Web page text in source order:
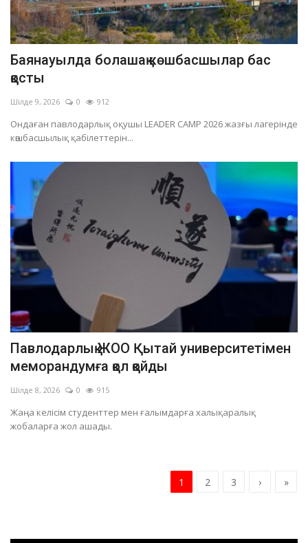
Баянауылда болашақ көшбасшылар бас
қосты
Шілде 9, 2026 0 912
Ондаған павлодарлық оқушы LEADER CAMP 2026 жазғы лагерінде
көшбасшылық қабілеттерін...
Павлодарлық ЖОО Қытай университетімен
меморандумға қол қойды
Шілде 8, 2026 0 915
Жаңа келісім студенттер мен ғалымдарға халықаралық
жобаларға жол ашады.
1 2 3 › »